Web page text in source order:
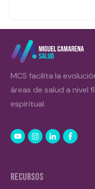
MCS facilita la
áreas de salud a nivel
espiritual.
RECURSOS